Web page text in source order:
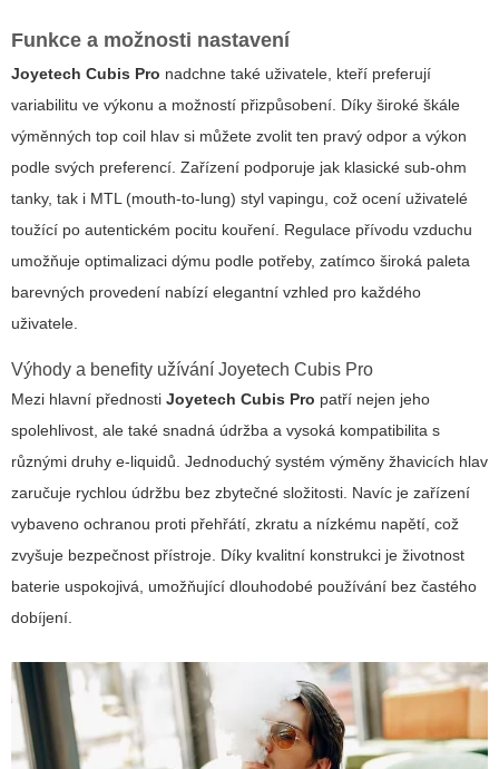
Funkce a možnosti nastavení
Joyetech Cubis Pro nadchne také uživatele, kteří preferují
variabilitu ve výkonu a možností přizpůsobení. Díky široké škále
výměnných top coil hlav si můžete zvolit ten pravý odpor a výkon
podle svých preferencí. Zařízení podporuje jak klasické sub-ohm
tanky, tak i MTL (mouth-to-lung) styl vapingu, což ocení uživatelé
toužící po autentickém pocitu kouření. Regulace přívodu vzduchu
umožňuje optimalizaci dýmu podle potřeby, zatímco široká paleta
barevných provedení nabízí elegantní vzhled pro každého
uživatele.
Výhody a benefity užívání Joyetech Cubis Pro
Mezi hlavní přednosti Joyetech Cubis Pro patří nejen jeho
spolehlivost, ale také snadná údržba a vysoká kompatibilita s
různými druhy e-liquidů. Jednoduchý systém výměny žhavicích hlav
zaručuje rychlou údržbu bez zbytečné složitosti. Navíc je zařízení
vybaveno ochranou proti přehřátí, zkratu a nízkému napětí, což
zvyšuje bezpečnost přístroje. Díky kvalitní konstrukci je životnost
baterie uspokojivá, umožňující dlouhodobé používání bez častého
dobíjení.